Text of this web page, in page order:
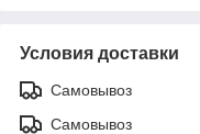
Условия доставки
Самовывоз
Самовывоз